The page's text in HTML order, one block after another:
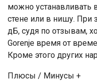
можно
стене или в нишу. При
дБ, судя по отзывам,
Gorenje время от
Кроме этого других
Плюсы / Минусы +